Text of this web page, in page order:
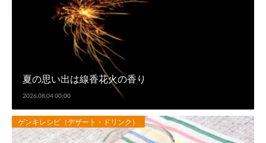
夏の思い出は線香花火の香り
2026.08.04 00:00
ゲンキレシピ（デザート・ドリンク）